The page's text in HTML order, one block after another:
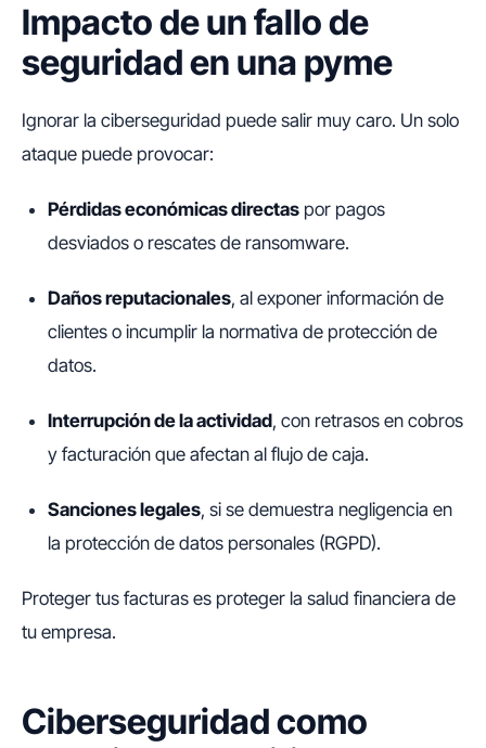
Impacto de un fallo de
seguridad en una pyme
Ignorar la ciberseguridad puede salir muy caro. Un solo
ataque puede provocar:
Pérdidas económicas directas por pagos
desviados o rescates de ransomware.
Daños reputacionales, al exponer información de
clientes o incumplir la normativa de protección de
datos.
Interrupción de la actividad, con retrasos en cobros
y facturación que afectan al flujo de caja.
Sanciones legales, si se demuestra negligencia en
la protección de datos personales (RGPD).
Proteger tus facturas es proteger la salud financiera de
tu empresa.
Ciberseguridad como